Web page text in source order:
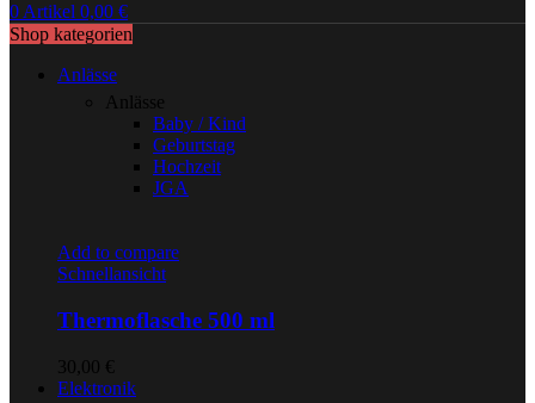
0Artikel 0,00 €
Shop kategorien
Anlässe
Anlässe
Baby / Kind
Geburtstag
Hochzeit
JGA
Add to compare
Schnellansicht
Thermoflasche 500 ml
30,00 €
Elektronik